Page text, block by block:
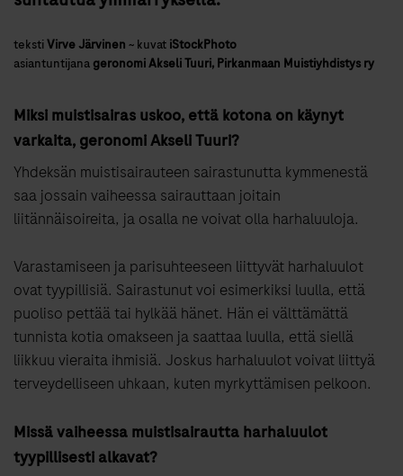
tekstiVirve Järvinen ~ kuvat iStockPhoto
asiantuntijana geronomi Akseli Tuuri, Pirkanmaan Muistiyhdistys ry
Miksi muistisairas uskoo, että kotona on käynyt
varkaita, geronomi Akseli Tuuri?
Yhdeksän muistisairauteen sairastunutta kymmenestä
saa jossain vaiheessa sairauttaan joitain
liitännäisoireita, ja osalla ne voivat olla harhaluuloja.
Varastamiseen ja parisuhteeseen liittyvät harhaluulot
ovat tyypillisiä. Sairastunut voi esimerkiksi luulla, että
puoliso pettää tai hylkää hänet. Hän ei välttämättä
tunnista kotia omakseen ja saattaa luulla, että siellä
liikkuu vieraita ihmisiä. Joskus harhaluulot voivat liittyä
terveydelliseen uhkaan, kuten myrkyttämisen pelkoon.
Missä vaiheessa muistisairautta harhaluulot
tyypillisesti alkavat?